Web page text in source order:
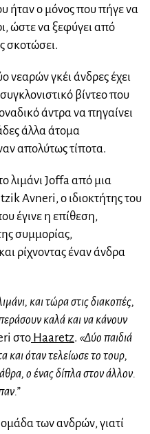
ήταν ο μόνος που πήγε να
ώστε να ξεφύγει από
σκοτώσει.
νεαρών γκέι άνδρες έχει
βίντεο που
άντρα να πηγαίνει
άλλα άτομα
απολύτως τίποτα.
λιμάνι Joffa από μια
Avneri, ο ιδιοκτήτης του
έγινε η επίθεση,
συμμορίας,
ρίχνοντας έναν άνδρα
και τώρα στις διακοπές,
καλά και να κάνουν
στο Haaretz. «Δύο παιδιά
και όταν τελείωσε το τουρ,
ο ένας δίπλα στον άλλον.
των ανδρών, γιατί